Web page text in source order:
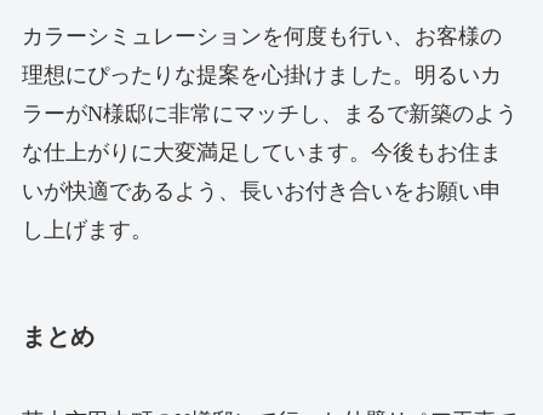
カラーシミュレーションを何度も行い、お客様の
理想にぴったりな提案を心掛けました。明るいカ
ラーがN様邸に非常にマッチし、まるで新築のよう
な仕上がりに大変満足しています。今後もお住ま
いが快適であるよう、長いお付き合いをお願い申
し上げます。
まとめ